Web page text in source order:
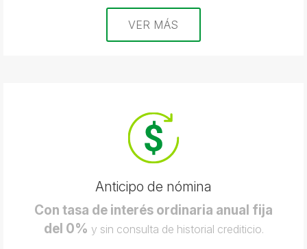
VER MÁS
Anticipo de nómina
Con tasa de interés ordinaria anual fija
del 0% y sin consulta de historial crediticio.